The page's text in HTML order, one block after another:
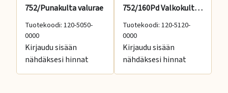
752/Punakulta valurae
Tuotekoodi: 120-5050-
0000
Kirjaudu sisään
nähdäksesi hinnat
752/160Pd Valkokulta valurae
Tuotekoodi: 120-5120-
0000
Kirjaudu sisään
nähdäksesi hinnat